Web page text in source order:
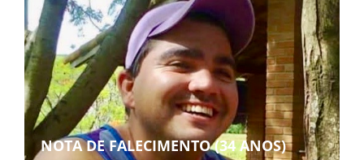
NOTA DE FALECIMENTO (34 ANOS)